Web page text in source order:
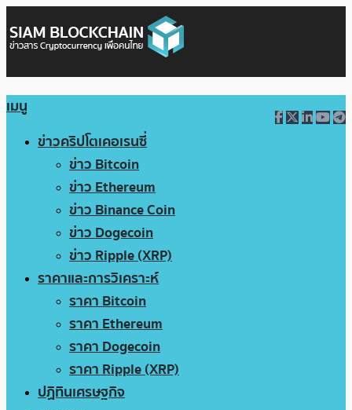
เมนู
ข่าวคริปโตเคอเรนซี่
ข่าว Bitcoin
ข่าว Ethereum
ข่าว Binance Coin
ข่าว Dogecoin
ข่าว Ripple (XRP)
ราคาและการวิเคราะห์
ราคา Bitcoin
ราคา Ethereum
ราคา Dogecoin
ราคา Ripple (XRP)
ปฏิทินเศรษฐกิจ